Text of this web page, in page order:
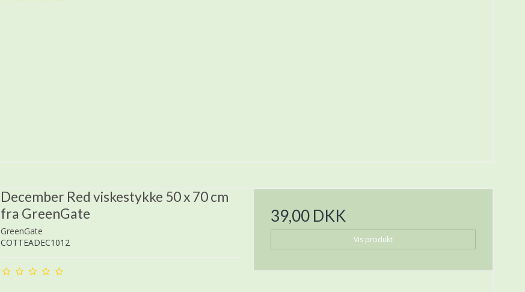
December Red viskestykke 50 x 70 cm
fra GreenGate
GreenGate
COTTEADEC1012
39,00 DKK
Vis produkt